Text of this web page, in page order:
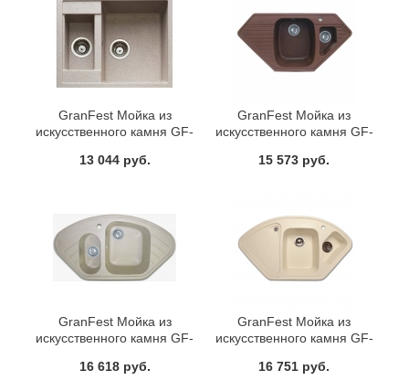
GranFest Мойка из
искусственного камня GF-
13 044 руб.
GranFest Мойка из
искусственного камня GF-
15 573 руб.
GranFest Мойка из
искусственного камня GF-
16 618 руб.
GranFest Мойка из
искусственного камня GF-
16 751 руб.